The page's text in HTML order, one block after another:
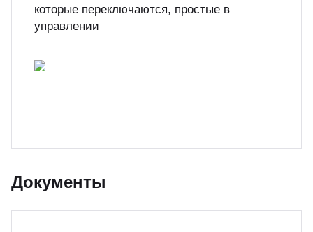
которые переключаются, простые в
управлении
Документы